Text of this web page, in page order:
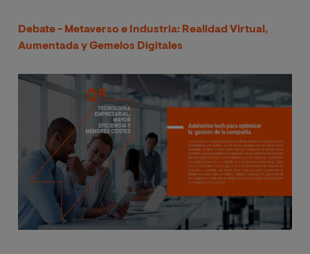
Debate - Metaverso e Industria: Realidad Virtual,
Aumentada y Gemelos Digitales